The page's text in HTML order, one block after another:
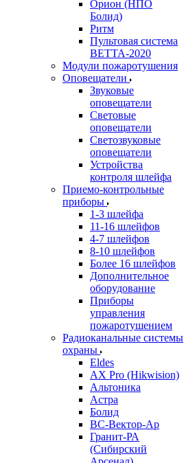
Орион (НПО
Болид)
Ритм
Пультовая система
ВЕТТА-2020
Модули пожаротушения
Оповещатели
Звуковые
оповещатели
Световые
оповещатели
Светозвуковые
оповещатели
Устройства
контроля шлейфа
Приемо-контрольные
приборы
1-3 шлейфа
11-16 шлейфов
4-7 шлейфов
8-10 шлейфов
Более 16 шлейфов
Дополнительное
оборудование
Приборы
управления
пожаротушением
Радиоканальные системы
охраны
Eldes
AX Pro (Hikwision)
Альтоника
Астра
Болид
ВС-Вектор-Ар
Гранит-РА
(Сибирский